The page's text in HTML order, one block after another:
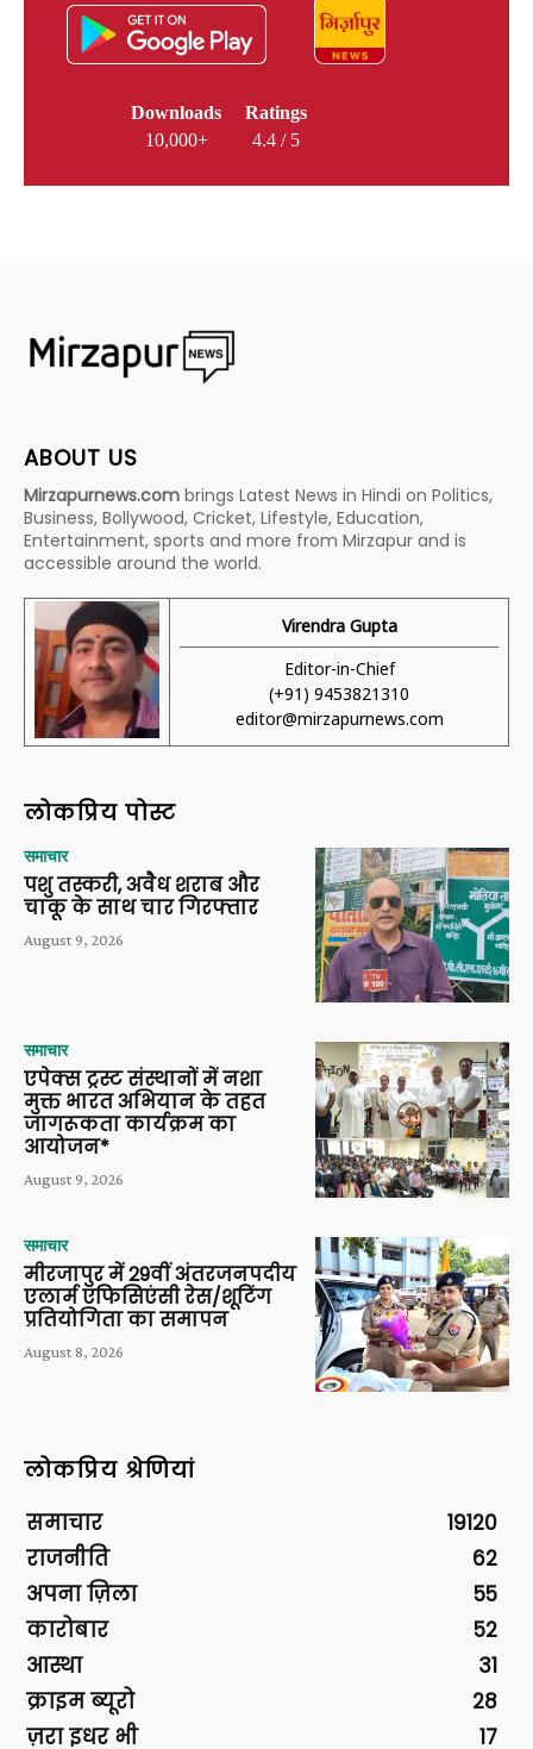
Downloads
10,000+
Ratings
4.4 / 5
ABOUT US
Mirzapurnews.com brings Latest News in Hindi on Politics,
Business, Bollywood, Cricket, Lifestyle, Education,
Entertainment, sports and more from Mirzapur and is
accessible around the world.
Virendra Gupta
Editor-in-Chief
(+91) 9453821310
editor@mirzapurnews.com
लोकप्रिय पोस्ट
समाचार
पशु तस्करी, अवैध शराब और
चाकू के साथ चार गिरफ्तार
August 9, 2026
समाचार
एपेक्स ट्रस्ट संस्थानों में नशा
मुक्त भारत अभियान के तहत
जागरूकता कार्यक्रम का
आयोजन*
August 9, 2026
समाचार
मीरजापुर में 29वीं अंतरजनपदीय
एलार्म एफिसिएंसी रेस/शूटिंग
प्रतियोगिता का समापन
August 8, 2026
लोकप्रिय श्रेणियां
समाचार
19120
राजनीति
62
अपना ज़िला
55
कारोबार
52
आस्था
31
क्राइम ब्यूरो
28
ज़रा इधर भी
17